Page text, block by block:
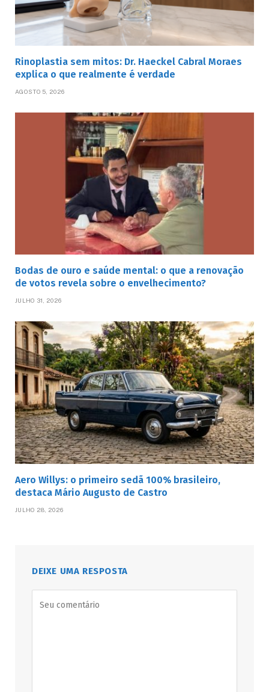
Rinoplastia sem mitos: Dr. Haeckel Cabral Moraes
explica o que realmente é verdade
AGOSTO 5, 2026
Bodas de ouro e saúde mental: o que a renovação
de votos revela sobre o envelhecimento?
JULHO 31, 2026
Aero Willys: o primeiro sedã 100% brasileiro,
destaca Mário Augusto de Castro
JULHO 28, 2026
DEIXE UMA RESPOSTA